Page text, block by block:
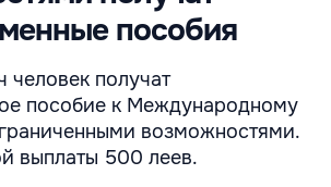
пособия
человек получат
пособие к Международному
возможностями.
выплаты 500 леев.